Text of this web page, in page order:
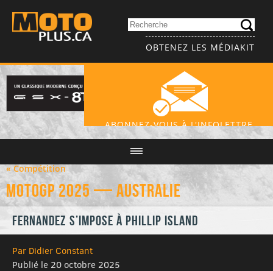
OBTENEZ LES MÉDIAKIT
ABONNEZ-VOUS À L'INFOLETTRE
« Compétition
MotoGP 2025 — Australie
Fernandez s’impose à Phillip Island
Par Didier Constant
Publié le 20 octobre 2025